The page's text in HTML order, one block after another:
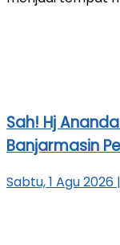
Sah! Hj
Banjarmasin
Sabtu, 1 Agu 2026